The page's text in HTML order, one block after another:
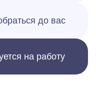
до вас
на работу